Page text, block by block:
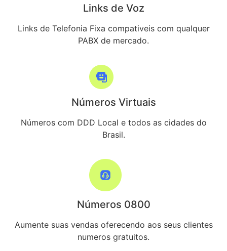
Links de Voz
Links de Telefonia Fixa compativeis com qualquer
PABX de mercado.
Números Virtuais
Números com DDD Local e todos as cidades do
Brasil.
Números 0800
Aumente suas vendas oferecendo aos seus clientes
numeros gratuitos.